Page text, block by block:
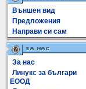
Външен вид
Предложения
Направи си сам
За нас
Линукс за българи
ЕООД